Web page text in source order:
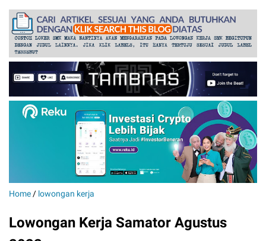
Home / lowongan kerja
Lowongan Kerja Samator Agustus